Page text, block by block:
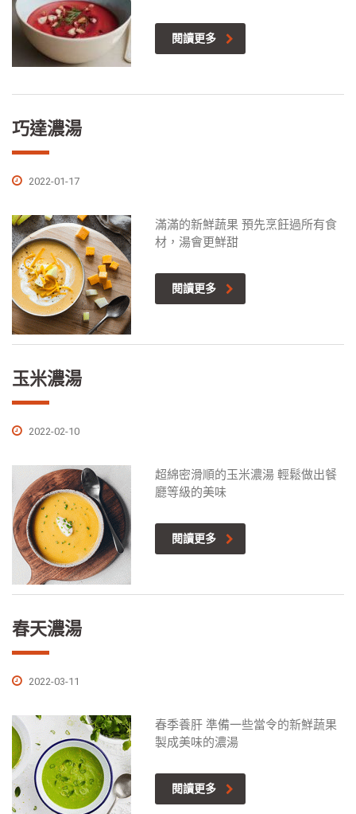
閱讀更多
巧達濃湯
2022-01-17
滿滿的新鮮蔬果 預先烹飪過所有食
材，湯會更鮮甜
閱讀更多
玉米濃湯
2022-02-10
超綿密滑順的玉米濃湯 輕鬆做出餐
廳等級的美味
閱讀更多
春天濃湯
2022-03-11
春季養肝 準備一些當令的新鮮蔬果
製成美味的濃湯
閱讀更多